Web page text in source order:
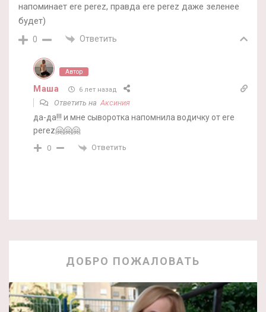
напоминает ere perez, правда ere perez даже зеленее
будет)
0 Ответить
Автор
Маша 6 лет назад
Ответить наАксиния
да-да!!! и мне сыворотка напомнила водичку от ere
perez🤗🤗🤗
0 Ответить
ДОБРО ПОЖАЛОВАТЬ